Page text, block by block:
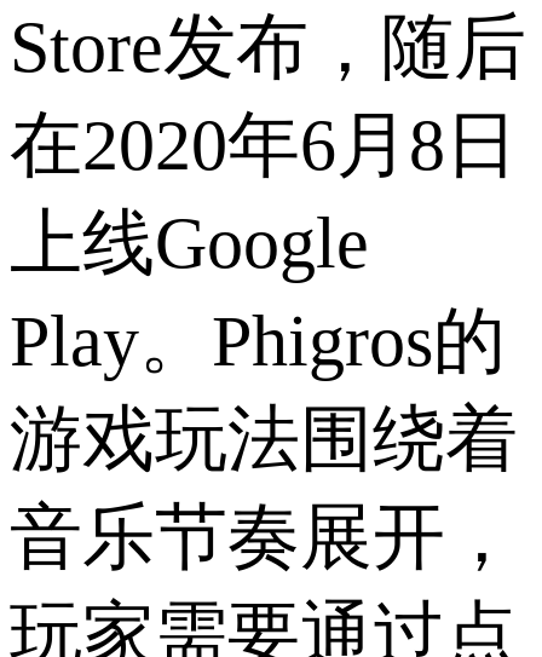
Store发布，随后
在2020年6月8日
上线Google
Play。Phigros的
游戏玩法围绕着
音乐节奏展开，
玩家需要通过点